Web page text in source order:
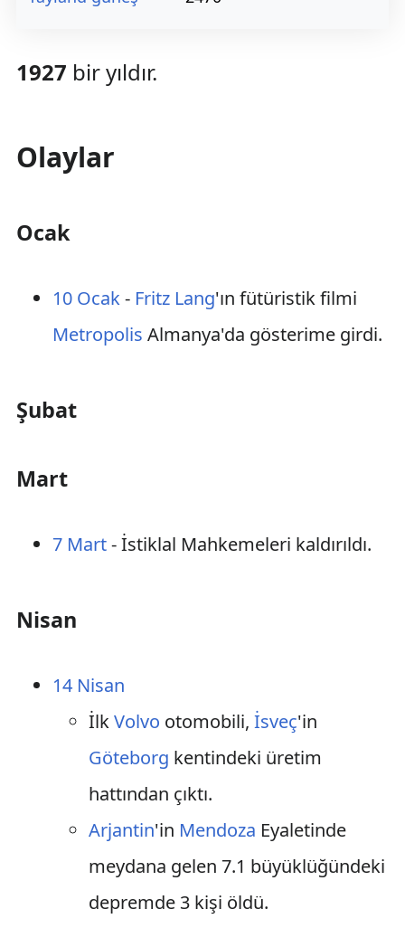
1927 bir yıldır.
Olaylar
Ocak
10 Ocak- Fritz Lang'ın fütüristik filmi
Metropolis Almanya'da gösterime girdi.
Şubat
Mart
7 Mart- İstiklal Mahkemeleri kaldırıldı.
Nisan
14 Nisan
İlkVolvo otomobili, İsveç'in
Göteborg kentindeki üretim
hattından çıktı.
Arjantin'in Mendoza Eyaletinde
meydana gelen 7.1 büyüklüğündeki
depremde 3 kişi öldü.